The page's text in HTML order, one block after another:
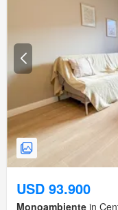
USD 93.900
Monoambiente in